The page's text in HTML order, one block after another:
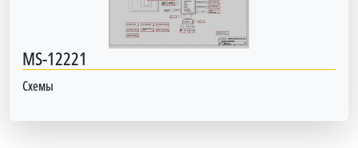
MS-12221
Схемы